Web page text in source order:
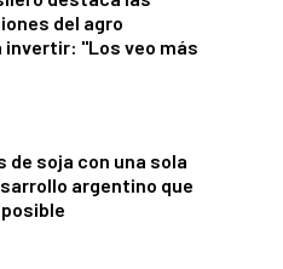
del agro
invertir: "Los veo más
de soja con una sola
argentino que